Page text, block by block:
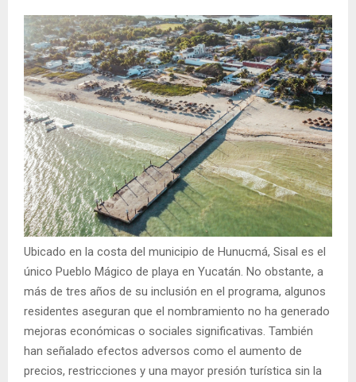
Ubicado en la costa del municipio de Hunucmá, Sisal es el
único Pueblo Mágico de playa en Yucatán. No obstante, a
más de tres años de su inclusión en el programa, algunos
residentes aseguran que el nombramiento no ha generado
mejoras económicas o sociales significativas. También
han señalado efectos adversos como el aumento de
precios, restricciones y una mayor presión turística sin la